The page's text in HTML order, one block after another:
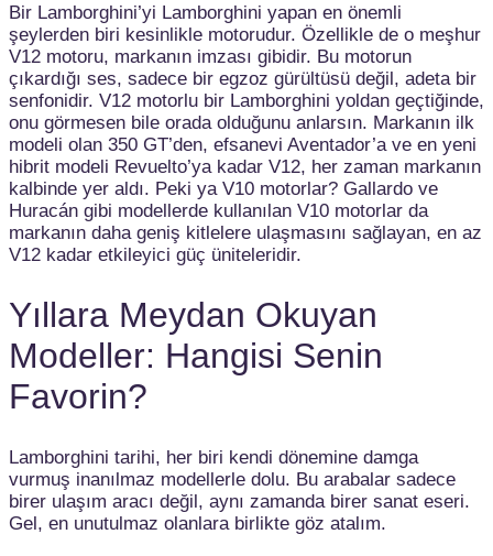
Bir Lamborghini’yi Lamborghini yapan en önemli
şeylerden biri kesinlikle motorudur. Özellikle de o meşhur
V12 motoru, markanın imzası gibidir. Bu motorun
çıkardığı ses, sadece bir egzoz gürültüsü değil, adeta bir
senfonidir. V12 motorlu bir Lamborghini yoldan geçtiğinde,
onu görmesen bile orada olduğunu anlarsın. Markanın ilk
modeli olan 350 GT’den, efsanevi Aventador’a ve en yeni
hibrit modeli Revuelto’ya kadar V12, her zaman markanın
kalbinde yer aldı. Peki ya V10 motorlar? Gallardo ve
Huracán gibi modellerde kullanılan V10 motorlar da
markanın daha geniş kitlelere ulaşmasını sağlayan, en az
V12 kadar etkileyici güç üniteleridir.
Yıllara Meydan Okuyan
Modeller: Hangisi Senin
Favorin?
Lamborghini tarihi, her biri kendi dönemine damga
vurmuş inanılmaz modellerle dolu. Bu arabalar sadece
birer ulaşım aracı değil, aynı zamanda birer sanat eseri.
Gel, en unutulmaz olanlara birlikte göz atalım.